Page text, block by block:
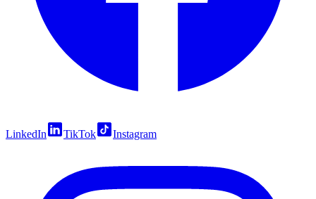
LinkedIn TikTok Instagram